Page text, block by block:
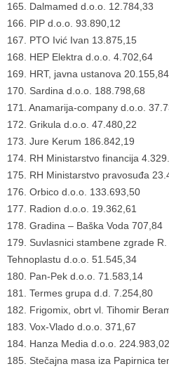
165. Dalmamed d.o.o. 12.784,33
166. PIP d.o.o. 93.890,12
167. PTO Ivić Ivan 13.875,15
168. HEP Elektra d.o.o. 4.702,64
169. HRT, javna ustanova 20.155,84
170. Sardina d.o.o. 188.798,68
171. Anamarija-company d.o.o.
172. Grikula d.o.o. 47.480,22
173. Jure Kerum 186.842,19
174. RH Ministarstvo financija
175. RH Ministarstvo pravosuđa
176. Orbico d.o.o. 133.693,50
177. Radion d.o.o. 19.362,61
178. Gradina – Baška Voda 707,84
179. Suvlasnici stambene zgrade
Tehnoplastu d.o.o. 51.545,34
180. Pan-Pek d.o.o. 71.583,14
181. Termes grupa d.d. 7.254,80
182. Frigomix, obrt vl. Tihomir
183. Vox-Vlado d.o.o. 371,67
184. Hanza Media d.o.o. 224.983,02
185. Stečajna masa iza Papirnica